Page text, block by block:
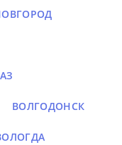
ВОЛГОДОНСК